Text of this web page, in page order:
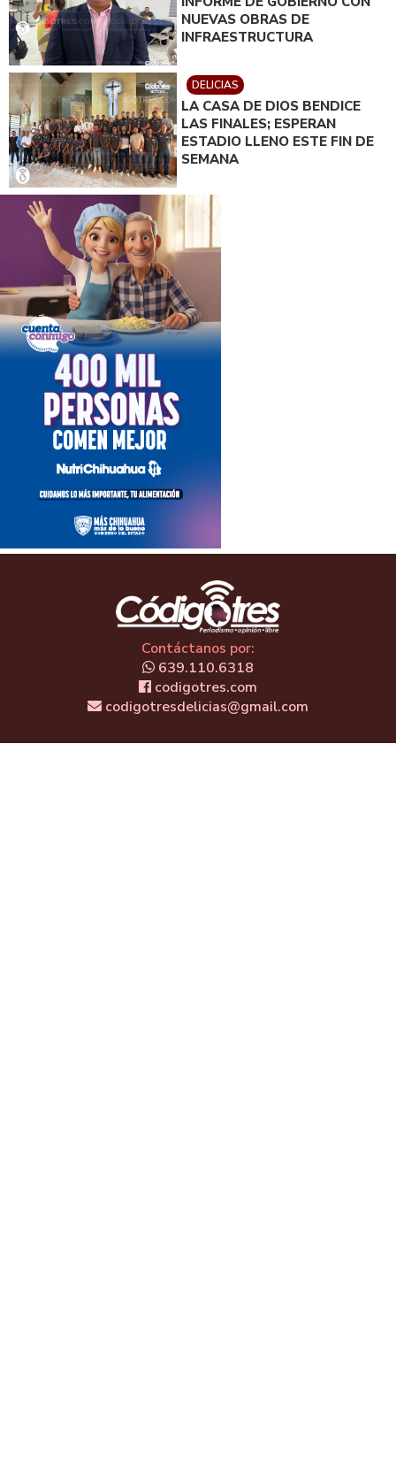
NUEVAS OBRAS DE
INFRAESTRUCTURA
DELICIAS
LA CASA DE DIOS BENDICE
LAS FINALES; ESPERAN
ESTADIO LLENO ESTE FIN DE
SEMANA
Contáctanos por:
639.110.6318
codigotres.com
codigotresdelicias@gmail.com